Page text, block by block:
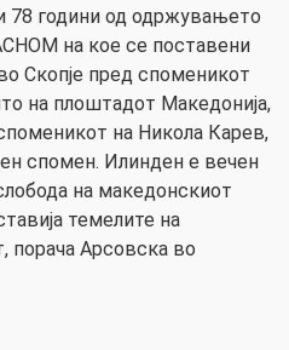
78 години од одржувањето
на кое се поставени
Скопје пред споменикот
на плоштадот Македонија,
на Никола Карев,
спомен. Илинден е вечен
на македонскиот
темелите на
порача Арсовска во